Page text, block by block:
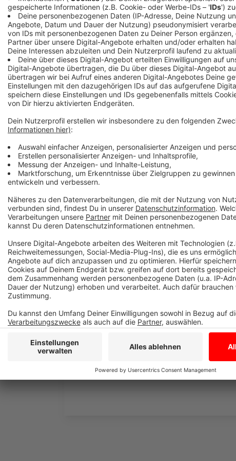
Ein Promi, keine Fragen und fünf
Anzeige
Wenn ein Popstar, Comedian,
auch dem besonderen Video-Interview
sondern dem Gast einfach fünf Dinge in
als Erstes einfällt. Keine
persönliche Geschichten - das ist „Fünf
Wir
den
Wir
einzubetten.
Ihren
die Details
Nutzung des
powered by
Fünf für Jess Glynne
Anzeige